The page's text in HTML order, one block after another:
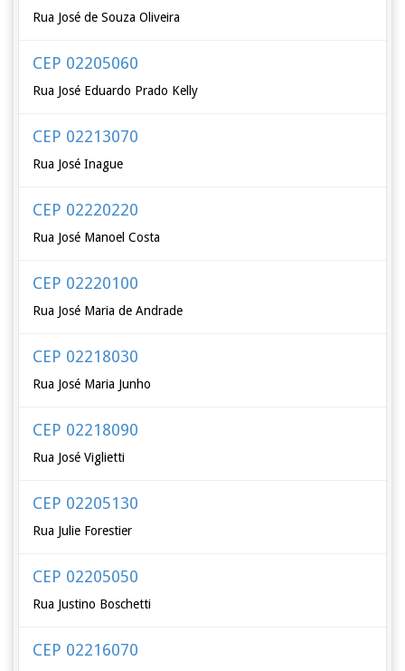
Rua José de Souza Oliveira
CEP 02205060
Rua José Eduardo Prado Kelly
CEP 02213070
Rua José Inague
CEP 02220220
Rua José Manoel Costa
CEP 02220100
Rua José Maria de Andrade
CEP 02218030
Rua José Maria Junho
CEP 02218090
Rua José Viglietti
CEP 02205130
Rua Julie Forestier
CEP 02205050
Rua Justino Boschetti
CEP 02216070